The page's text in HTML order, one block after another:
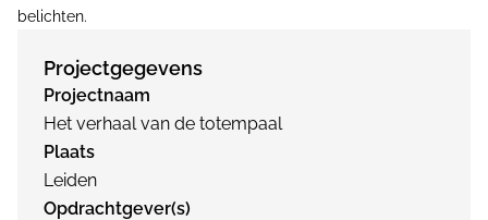
belichten.
Projectgegevens
Projectnaam
Het verhaal van de totempaal
Plaats
Leiden
Opdrachtgever(s)